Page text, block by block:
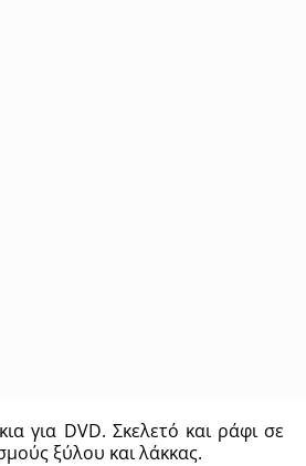
για DVD. Σκελετό και ράφι σε
ξύλου και λάκκας.